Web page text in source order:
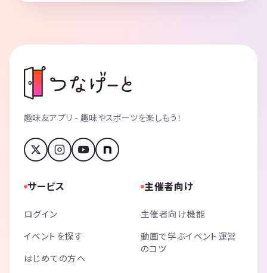
趣味友アプリ - 趣味やスポーツを楽しもう！
サービス
ログイン
イベントを探す
はじめての方へ
主催者向け
主催者向け機能
動画で学ぶイベント運営
のコツ